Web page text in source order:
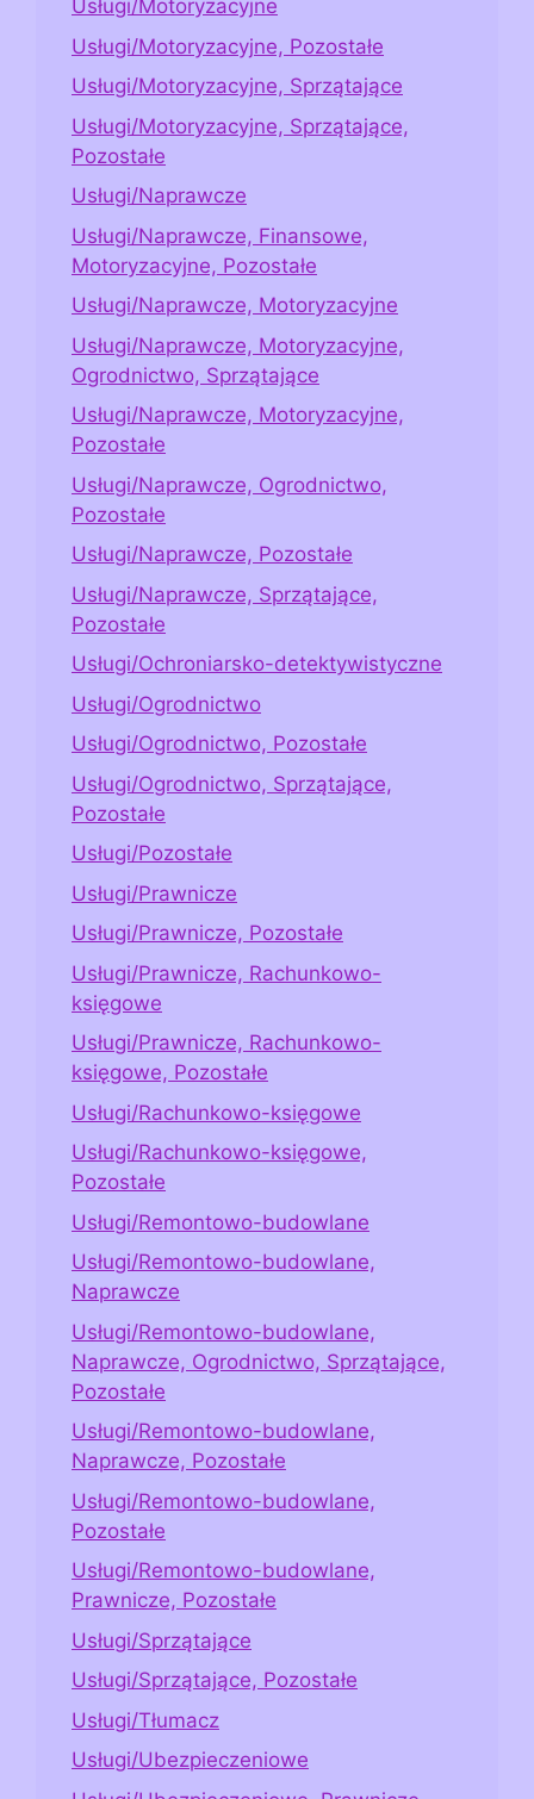
Usługi/Motoryzacyjne
Usługi/Motoryzacyjne, Pozostałe
Usługi/Motoryzacyjne, Sprzątające
Usługi/Motoryzacyjne, Sprzątające,
Pozostałe
Usługi/Naprawcze
Usługi/Naprawcze, Finansowe,
Motoryzacyjne, Pozostałe
Usługi/Naprawcze, Motoryzacyjne
Usługi/Naprawcze, Motoryzacyjne,
Ogrodnictwo, Sprzątające
Usługi/Naprawcze, Motoryzacyjne,
Pozostałe
Usługi/Naprawcze, Ogrodnictwo,
Pozostałe
Usługi/Naprawcze, Pozostałe
Usługi/Naprawcze, Sprzątające,
Pozostałe
Usługi/Ochroniarsko-detektywistyczne
Usługi/Ogrodnictwo
Usługi/Ogrodnictwo, Pozostałe
Usługi/Ogrodnictwo, Sprzątające,
Pozostałe
Usługi/Pozostałe
Usługi/Prawnicze
Usługi/Prawnicze, Pozostałe
Usługi/Prawnicze, Rachunkowo-
księgowe
Usługi/Prawnicze, Rachunkowo-
księgowe, Pozostałe
Usługi/Rachunkowo-księgowe
Usługi/Rachunkowo-księgowe,
Pozostałe
Usługi/Remontowo-budowlane
Usługi/Remontowo-budowlane,
Naprawcze
Usługi/Remontowo-budowlane,
Naprawcze, Ogrodnictwo, Sprzątające,
Pozostałe
Usługi/Remontowo-budowlane,
Naprawcze, Pozostałe
Usługi/Remontowo-budowlane,
Pozostałe
Usługi/Remontowo-budowlane,
Prawnicze, Pozostałe
Usługi/Sprzątające
Usługi/Sprzątające, Pozostałe
Usługi/Tłumacz
Usługi/Ubezpieczeniowe